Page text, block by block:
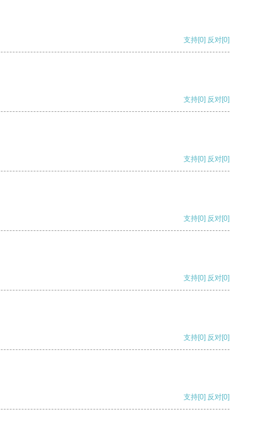
支持[0] 反对[0]
支持[0] 反对[0]
支持[0] 反对[0]
支持[0] 反对[0]
支持[0] 反对[0]
支持[0] 反对[0]
支持[0] 反对[0]